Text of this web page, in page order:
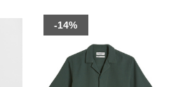
-14%